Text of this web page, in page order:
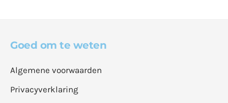
Goed om te weten
Algemene voorwaarden
Privacyverklaring